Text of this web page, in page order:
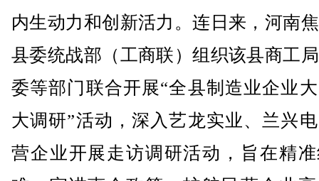
内生动力和创新活力。连日来，河南
县委统战部（工商联）组织该县商工
委等部门联合开展“全县制造业企业
大调研”活动，深入艺龙实业、兰兴
营企业开展走访调研活动，旨在精